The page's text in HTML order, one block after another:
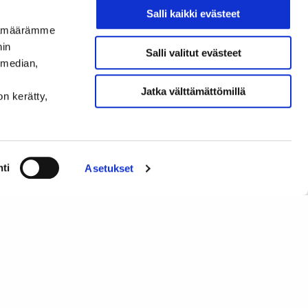
kerätty,
Asetukset
Salli kaikki evästeet
Salli valitut evästeet
Jatka välttämättömillä
riskin vaikutus,
perusosaan: Informatiiviset
kuten kursseja,
muiden toimijoiden